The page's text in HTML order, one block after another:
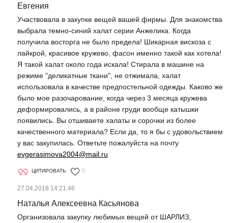
Евгения
Участвовала в закупке вещей вашей фирмы. Для знакомства
выбрала темно-синий халат серии Анжелика. Когда
получила восторга не было предела! Шикарная вискоза с
лайкрой, красивое кружево, фасон именно такой как хотела!
Я такой халат около года искала! Стирала в машине на
режиме "деликатные ткани", не отжимала, халат
использовала в качестве предпостельной одежды. Каково же
было мое разочарование, когда через 3 месяца кружева
деформировались, а в районе груди вообще катышки
появились. Вы отшиваете халаты и сорочки из более
качественного материала? Если да, то я бы с удовольствием
у вас закупилась. Ответьте пожалуйста на почту
evgerasimova2004@mail.ru
ЦИТИРОВАТЬ 0
27.04.2018 14:21:46
Наталья Алексеевна Касьянова
Организовала закупку любимых вещей от ШАРЛИЗ,